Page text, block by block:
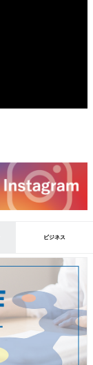
ビジネス